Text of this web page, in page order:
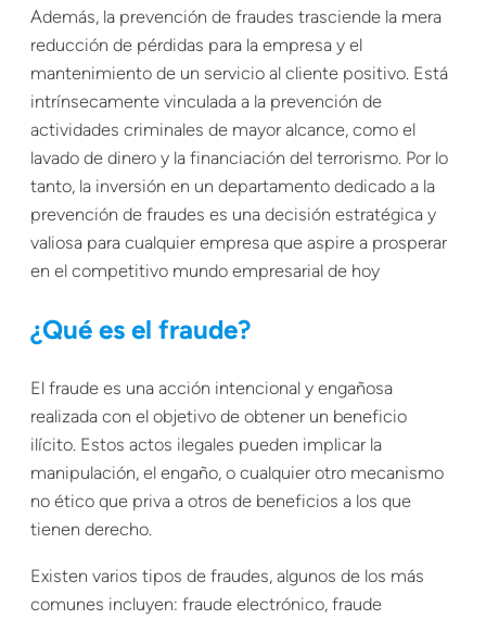
Además, la prevención de fraudes trasciende la mera
reducción de pérdidas para la empresa y el
mantenimiento de un servicio al cliente positivo. Está
intrínsecamente vinculada a la prevención de
actividades criminales de mayor alcance, como el
lavado de dinero y la financiación del terrorismo. Por lo
tanto, la inversión en un departamento dedicado a la
prevención de fraudes es una decisión estratégica y
valiosa para cualquier empresa que aspire a prosperar
en el competitivo mundo empresarial de hoy
¿Qué es el fraude?
El fraude es una acción intencional y engañosa
realizada con el objetivo de obtener un beneficio
ilícito. Estos actos ilegales pueden implicar la
manipulación, el engaño, o cualquier otro mecanismo
no ético que priva a otros de beneficios a los que
tienen derecho.
Existen varios tipos de fraudes, algunos de los más
comunes incluyen: fraude electrónico, fraude